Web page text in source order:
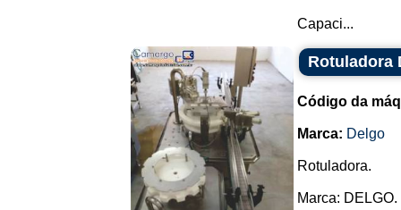
Capaci...
Rotuladora
Código da
Marca: Delgo
Rotuladora.
Marca: DELGO.